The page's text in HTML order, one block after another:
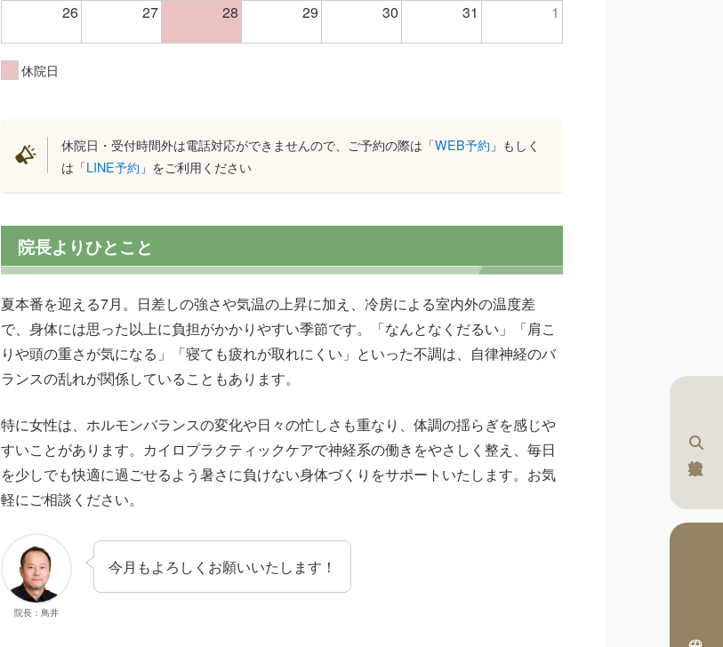
本日の予約状況
26 27 28 29 30 31 1
休院日
休院日・受付時間外は電話対応ができませんので、ご予約の際は「WEB予約 」もしく
は「LINE予約 」をご利用ください
院長よりひとこと
夏本番を迎える7月。日差しの強さや気温の上昇に加え、冷房による室内外の温度差
で、身体には思った以上に負担がかかりやすい季節です。「なんとなくだるい」「肩こ
りや頭の重さが気になる」「寝ても疲れが取れにくい」といった不調は、自律神経のバ
ランスの乱れが関係していることもあります。
特に女性は、ホルモンバランスの変化や日々の忙しさも重なり、体調の揺らぎを感じや
すいことがあります。カイロプラクティックケアで神経系の働きをやさしく整え、毎日
を少しでも快適に過ごせるよう暑さに負けない身体づくりをサポートいたします。お気
軽にご相談ください。
院長：鳥井
今月もよろしくお願いいたします！